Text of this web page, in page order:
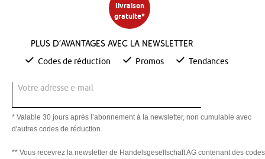
livraison
gratuite*
Plus d’avantages avec la newsletter
Codes de réduction Promos Tendances
Votre adresse e-mail
* Valable 30 jours après l’abonnement à la newsletter, non cumulable avec
d'autres codes de réduction.
** Vous recevrez la newsletter de Handelsgesellschaft AG contenant des codes